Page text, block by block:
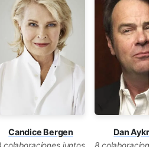
Candice Bergen Dan